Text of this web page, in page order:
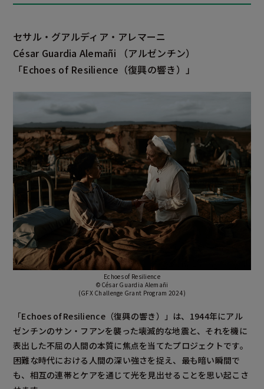
セサル・グアルディア・アレマーニ
César Guardia Alemañi
（アルゼンチン）
「Echoes of Resilience （復興の響き）」
Echoes of Resilience
©César Guardia Alemañi
(GFX Challenge Grant Program 2024)
「Echoes of Resilience（復興の響き）」は、1944年にアル
ゼンチンのサン・フアンを襲った壊滅的な地震と、それを機に
表出した不屈の人間の本質に焦点を当てたプロジェクトです。
困難な時代における人間の深い強さを捉え、最も暗い瞬間で
も、相互の連帯とケアを通じて光を見出せることを思い起こさ